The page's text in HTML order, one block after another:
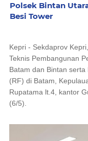
Polsek Bintan
Besi Tower
Kepri - Sekdaprov
Teknis Pembangunan
Batam dan Bintan serta
(RF) di Batam,
Rupatama lt.4, kantor
(6/5).